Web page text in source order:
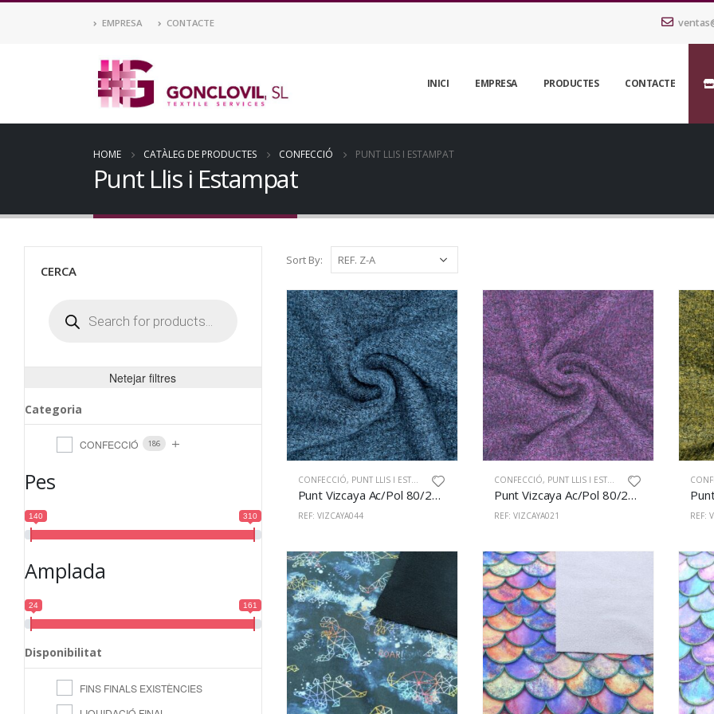
EMPRESA CONTACTE
INICI EMPRESA PRODUCTES CONTACTE
HOME CATÀLEG DE PRODUCTES CONFECCIÓ PUNT LLIS I ESTAMPAT
Punt Llis i Estampat
Sort By:
CONFECCIÓ, PUNT LLIS I ESTAMPAT
Punt Vizcaya Ac/Pol 80/20% 150cm Blau
REF: VIZCAYA044
CONFECCIÓ, PUNT LLIS I ESTAMPAT
Punt Vizcaya Ac/Pol 80/20% 150cm Cirera
REF: VIZCAYA021 REF:
CERCA
search
Netejar filtres
Categoria
CONFECCIÓ 186
Pes
140 310
Amplada
24 161
Disponibilitat
FINS FINALS EXISTÈNCIES